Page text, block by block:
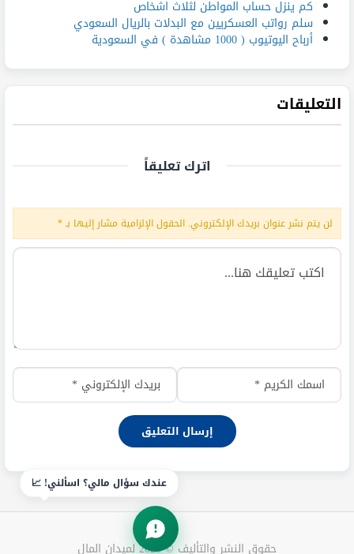
كم ينزل حساب المواطن لثلاث اشخاص
سلم رواتب العسكريين مع البدلات بالريال السعودي
أرباح اليوتيوب ( 1000 مشاهدة ) في السعودية
التعليقات
اترك تعليقاً
لن يتم نشر عنوان بريدك الإلكتروني. الحقول الإلزامية مشار إليها بـ*
حقوق النشر والتأليف © 2025 لميدان المال
عندك سؤال مالي؟ اسألني! 📈